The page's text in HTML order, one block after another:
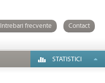
Intrebari frecvente Contact
STATISTICI